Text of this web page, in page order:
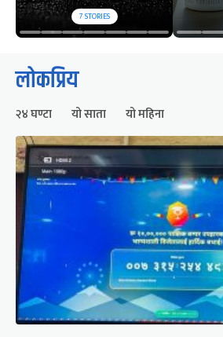
7STORIES
लोकप्रिय
२४ घण्टा यो साता यो महिना